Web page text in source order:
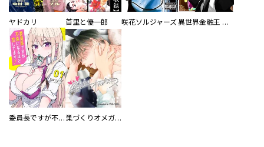
ヤドカリ 首里と優一郎 咲花ソルジャーズ 異世界金融王 ～クローネ・ゴルディオンの覇道～
委員長ですが不良になるほど恋してます！ 巣づくりオメガバース